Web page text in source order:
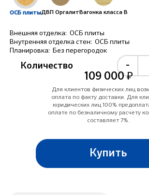
ОСБ плитыДВП ОргалитВагонка класса B
Внешняя отделка: ОСБ плиты
Внутренняя отделка стен: ОСБ плиты
Планировка:
Без перегородок
109 000 ₽
Для клиентов физических лиц
оплата по факту доставки. Для
юридических лиц 100%
оплате по безналичному расчету
составляет 7%.
-
Количество